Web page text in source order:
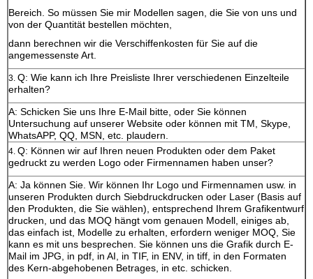
Bereich. So müssen Sie mir Modellen sagen, die Sie von uns und
von der Quantität bestellen möchten,
dann berechnen wir die Verschiffenkosten für Sie auf die
angemessenste Art.
3. Q: Wie kann ich Ihre Preisliste Ihrer verschiedenen Einzelteile
erhalten?
A: Schicken Sie uns Ihre E-Mail bitte, oder Sie können
Untersuchung auf unserer Website oder können mit TM, Skype,
WhatsAPP, QQ, MSN, etc. plaudern.
4. Q: Können wir auf Ihren neuen Produkten oder dem Paket
gedruckt zu werden Logo oder Firmennamen haben unser?
A: Ja können Sie. Wir können Ihr Logo und Firmennamen usw. in
unseren Produkten durch Siebdruckdrucken oder Laser (Basis auf
den Produkten, die Sie wählen), entsprechend Ihrem Grafikentwurf
drucken, und das MOQ hängt vom genauen Modell, einiges ab,
das einfach ist, Modelle zu erhalten, erfordern weniger MOQ, Sie
kann es mit uns besprechen. Sie können uns die Grafik durch E-
Mail im JPG, in pdf, in AI, in TIF, in ENV, in tiff, in den Formaten
des Kern-abgehobenen Betrages, in etc. schicken.